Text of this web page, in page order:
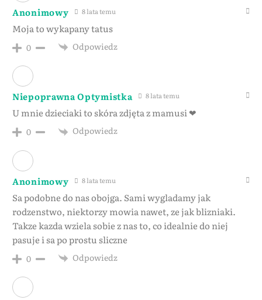
Anonimowy 8 lata temu
Moja to wykapany tatus
0 Odpowiedz
Niepoprawna Optymistka 8 lata temu
U mnie dzieciaki to skóra zdjęta z mamusi ❤
0 Odpowiedz
Anonimowy 8 lata temu
Sa podobne do nas obojga. Sami wygladamy jak
rodzenstwo, niektorzy mowia nawet, ze jak blizniaki.
Takze kazda wziela sobie z nas to, co idealnie do niej
pasuje i sa po prostu sliczne
0 Odpowiedz